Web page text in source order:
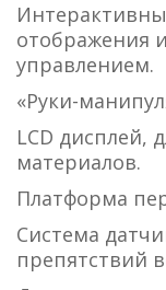
отображения
управлением.
«Руки-
LCD дисплей,
материалов.
Платформа
Система
препятствий